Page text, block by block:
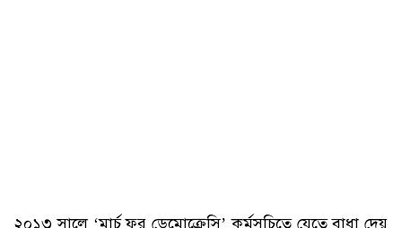
২০১৩ সালে ‘মার্চ ফর ডেমোক্রেসি’ কর্মসূচিতে যেতে বাধা দেয়